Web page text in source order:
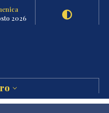
2026